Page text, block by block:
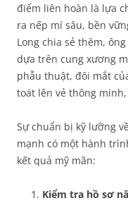
điểm liên hoàn là lựa
ra nếp mí sâu, bền
Long chia sẻ thêm,
dựa trên cung xương
phẫu thuật, đôi mắt
toát lên vẻ thông
Sự chuẩn bị kỹ lưỡng
mạnh có một hành
kết quả mỹ mãn:
Kiểm tra hồ sơ